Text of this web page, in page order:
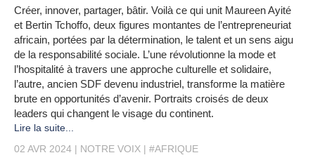
Créer, innover, partager, bâtir. Voilà ce qui unit Maureen Ayité
et Bertin Tchoffo, deux figures montantes de l’entrepreneuriat
africain, portées par la détermination, le talent et un sens aigu
de la responsabilité sociale. L’une révolutionne la mode et
l’hospitalité à travers une approche culturelle et solidaire,
l’autre, ancien SDF devenu industriel, transforme la matière
brute en opportunités d’avenir. Portraits croisés de deux
leaders qui changent le visage du continent.
Lire la suite...
02 AVR 2024
NOTRE VOIX #AFRIQUE